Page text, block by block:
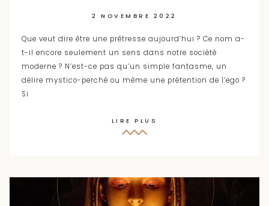
2 NOVEMBRE 2022
Que veut dire être une prêtresse aujourd’hui ? Ce nom a-
t-il encore seulement un sens dans notre société
moderne ? N’est-ce pas qu’un simple fantasme, un
délire mystico-perché ou même une prétention de l’ego ?
Si
LIRE PLUS